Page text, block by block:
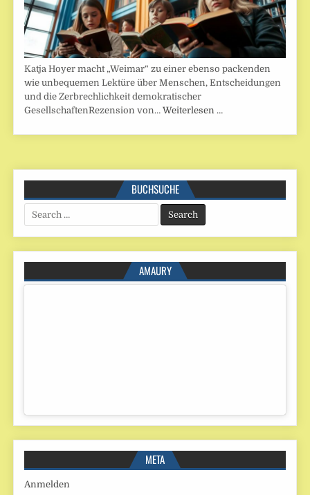
Katja Hoyer macht „Weimar“ zu einer ebenso packenden
wie unbequemen Lektüre über Menschen, Entscheidungen
und die Zerbrechlichkeit demokratischer
GesellschaftenRezension von…Weiterlesen …
BUCHSUCHE
Search
for:
AMAURY
META
Anmelden